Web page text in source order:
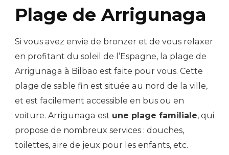
Plage de Arrigunaga
Si vous avez envie de bronzer et de vous relaxer
en profitant du soleil de l’Espagne, la plage de
Arrigunaga à Bilbao est faite pour vous. Cette
plage de sable fin est située au nord de la ville,
et est facilement accessible en bus ou en
voiture. Arrigunaga est une plage familiale, qui
propose de nombreux services : douches,
toilettes, aire de jeux pour les enfants, etc.